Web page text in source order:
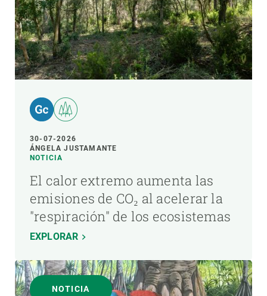
30-07-2026
ÁNGELA JUSTAMANTE
NOTICIA
El calor extremo aumenta las
emisiones de CO₂ al acelerar la
"respiración" de los ecosistemas
EXPLORAR
NOTICIA